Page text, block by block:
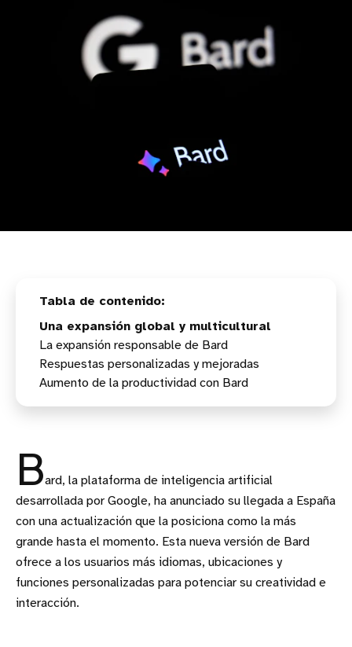
Una expansión global y multicultural
La expansión responsable de Bard
Respuestas personalizadas y mejoradas
Aumento de la productividad con Bard
Bard, la plataforma de inteligencia artificial
desarrollada por Google, ha anunciado su llegada a España
con una actualización que la posiciona como la más
grande hasta el momento. Esta nueva versión de Bard
ofrece a los usuarios más idiomas, ubicaciones y
funciones personalizadas para potenciar su creatividad e
interacción.